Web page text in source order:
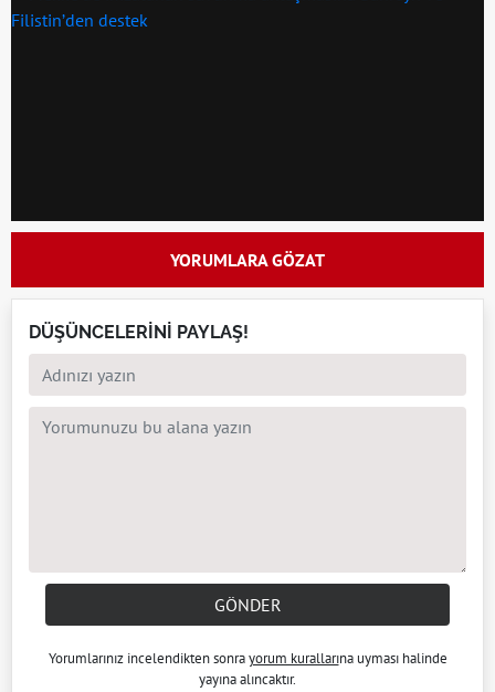
YORUMLARA GÖZAT
DÜŞÜNCELERİNİ PAYLAŞ!
GÖNDER
Yorumlarınız incelendikten sonrayorum kurallarına uyması halinde
yayına alıncaktır.